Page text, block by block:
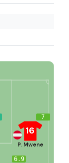
7
16
P. Mwene
6.9